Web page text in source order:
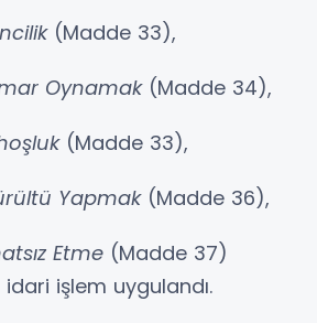
(Madde 33),
Oynamak(Madde 34),
(Madde 33),
Yapmak(Madde 36),
Etme (Madde 37)
işlem uygulandı.